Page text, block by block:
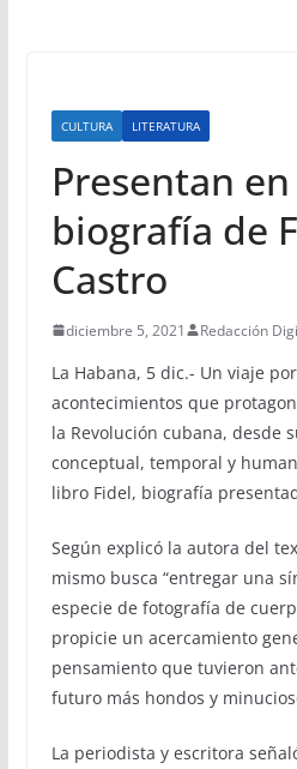
CULTURA LITERATURA
Presentan
biografía de
Castro
diciembre 5, 2021 Redacción
La Habana, 5 dic.- Un viaje
acontecimientos que
la Revolución cubana, desde
conceptual, temporal y
libro Fidel, biografía
Según explicó la autora del
mismo busca “entregar una
especie de fotografía de
propicie un acercamiento
pensamiento que tuvieron
futuro más hondos y
La periodista y escritora